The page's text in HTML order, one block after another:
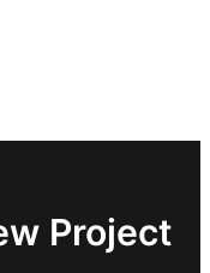
Project